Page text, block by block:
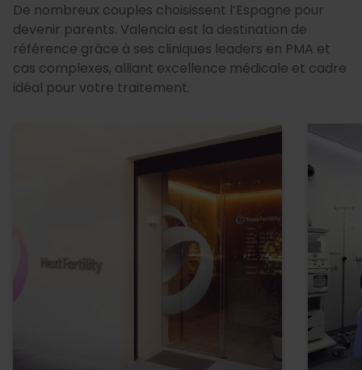
De nombreux couples choisissent l’Espagne pour
devenir parents. Valencia est la destination de
référence grâce à ses cliniques leaders en PMA et
cas complexes, alliant excellence médicale et cadre
idéal pour votre traitement.